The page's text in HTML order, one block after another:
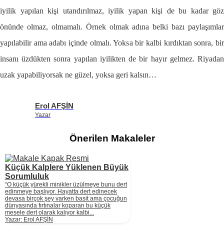
iyilik yapılan kişi utandırılmaz, iyilik yapan kişi de bu kadar göz
önünde olmaz, olmamalı. Örnek olmak adına belki bazı paylaşımlar
yapılabilir ama adabı içinde olmalı. Yoksa bir kalbi kırdıktan sonra, bir
insanı üzdükten sonra yapılan iyilikten de bir hayır gelmez. Riyadan
uzak yapabiliyorsak ne güzel, yoksa geri kalsın…
Erol AFŞİN
Yazar
Önerilen Makaleler
Küçük Kalplere Yüklenen Büyük
Sorumluluk
“O küçük yürekli minikler üzülmeye bunu dert
edinmeye başlıyor. Hayatta dert edinecek
devasa birçok şey varken basit ama çocuğun
dünyasında fırtınalar koparan bu küçük
mesele dert olarak kalıyor kalbi...
Yazar: Erol AFŞİN